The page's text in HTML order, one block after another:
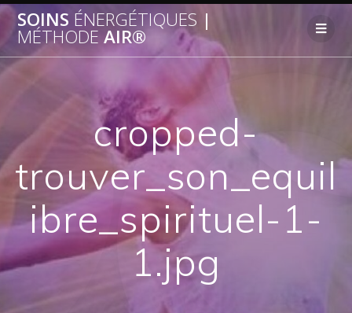
SOINS ÉNERGÉTIQUES |
MÉTHODEAIR®
cropped-
trouver_son_equil
ibre_spirituel-1-
1.jpg